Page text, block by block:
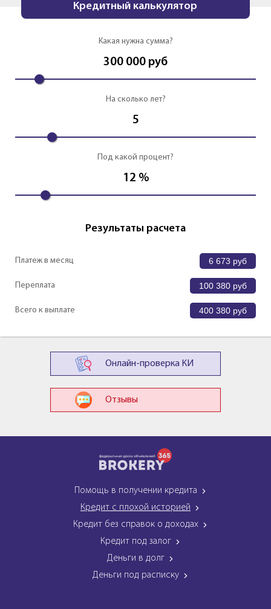
Кредитный калькулятор
Какая нужна сумма?
300 000 руб
На сколько лет?
5
Под какой процент?
12 %
Результаты расчета
Платеж в месяц 6 673 руб
Переплата 100 380 руб
Всего к выплате 400 380 руб
Онлайн-проверка КИ
Отзывы
Помощь в получении кредита
Кредит с плохой историей
Кредит без справок о доходах
Кредит под залог
Деньги в долг
Деньги под расписку